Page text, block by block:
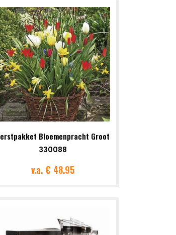
Bloemenpracht Groot
330088
v.a. € 48.95